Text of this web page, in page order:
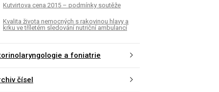
Kutvirtova cena 2015 – podmínky soutěže
Kvalita života nemocných s rakovinou hlavy a
krku ve tříletém sledování nutriční ambulancí
a foniatrie
čísel